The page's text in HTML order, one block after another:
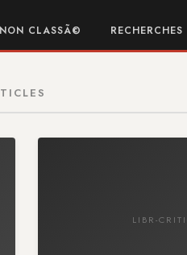
NON CLASSÃ© RECHERCHES
LIBR-